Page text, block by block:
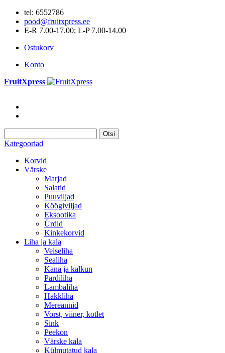
tel: 6552786
pood@fruitxpress.ee
E-R 7.00-17.00; L-P 7.00-14.00
Ostukorv
Konto
FruitXpress
Otsi
Kategooriad
Korvid
Värske
Marjad
Salatid
Puuviljad
Köögiviljad
Eksootika
Ürdid
Kinkekorvid
Liha ja kala
Veiseliha
Sealiha
Kana ja kalkun
Pardiliha
Lambaliha
Hakkliha
Mereannid
Vorst, viiner, kotlet
Sink
Peekon
Värske kala
Külmutatud kala